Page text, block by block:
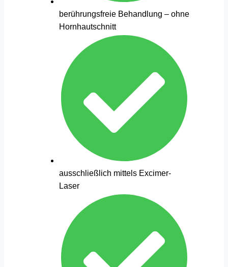
berührungsfreie Behandlung – ohne
Hornhautschnitt
ausschließlich mittels Excimer-
Laser